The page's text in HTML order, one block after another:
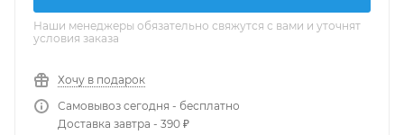
Наши менеджеры обязательно свяжутся с вами и уточнят
условия заказа
Хочу в подарок
Самовывоз сегодня - бесплатно
Доставка завтра - 390 ₽